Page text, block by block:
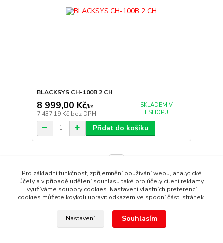
BLACKSYS CH-100B 2 CH
8 999,00 Kč/ks
7 437,19 Kč bez DPH
SKLADEM V
ESHOPU
Přidat do košíku
Copyright © 1987 - 2022 autoalarmyhk.cz Jiří Cvrček, Autoalarm
Pro základní funkčnost, zpříjemnění používání webu, analytické
účely a v případě udělení souhlasu také pro účely cílení reklamy
využíváme soubory cookies. Nastavení vlastních preferencí
cookies můžete kdykoli upravit odkazem ve spodní části stránek.
Nastavení Souhlasím